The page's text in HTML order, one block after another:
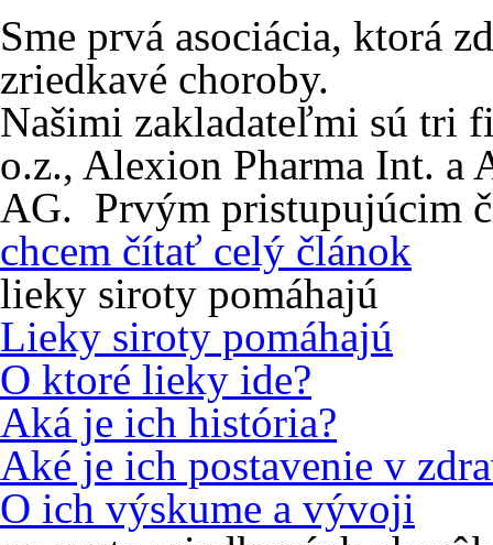
Sme prvá asociácia, ktorá
zriedkavé choroby.
Našimi zakladateľmi sú tri
o.z., Alexion Pharma Int. a
AG. Prvým pristupujúcim
chcem čítať celý článok
lieky siroty pomáhajú
Lieky siroty pomáhajú
O ktoré lieky ide?
Aká je ich história?
Aké je ich postavenie v
O ich výskume a vývoji